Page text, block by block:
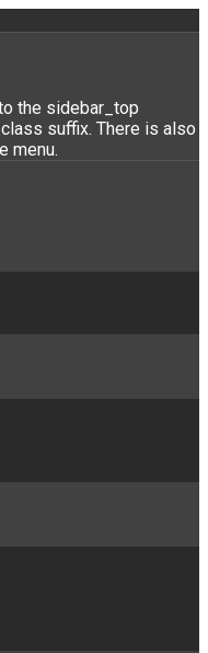
the sidebar_top
suffix. There is also
menu.